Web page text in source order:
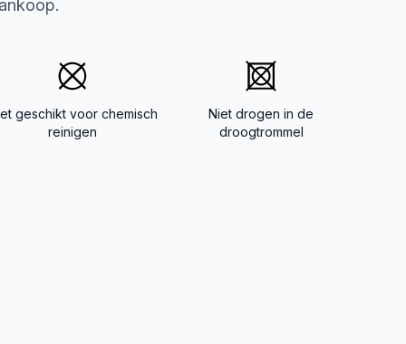
geschikt voor chemisch
reinigen
Niet drogen in de
droogtrommel